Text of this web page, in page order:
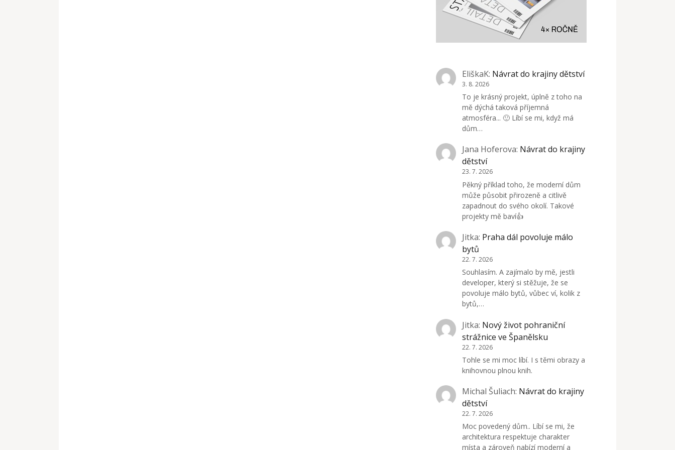
EliškaK: Návrat do krajiny dětství
3. 8. 2026
To je krásný projekt, úplně z toho na
mě dýchá taková příjemná
atmosféra... 🙂 Líbí se mi, když má
dům…
Jana Hoferova: Návrat do krajiny
dětství
23. 7. 2026
Pěkný příklad toho, že moderní dům
může působit přirozeně a citlivě
zapadnout do svého okolí. Takové
projekty mě baví👍
Jitka: Praha dál povoluje málo
bytů
22. 7. 2026
Souhlasím. A zajímalo by mě, jestli
developer, který si stěžuje, že se
povoluje málo bytů, vůbec ví, kolik z
bytů,…
Jitka: Nový život pohraniční
strážnice ve Španělsku
22. 7. 2026
Tohle se mi moc líbí. I s těmi obrazy a
knihovnou plnou knih.
Michal Šuliach: Návrat do krajiny
dětství
22. 7. 2026
Moc povedený dům.. Líbí se mi, že
architektura respektuje charakter
místa a zároveň nabízí moderní a